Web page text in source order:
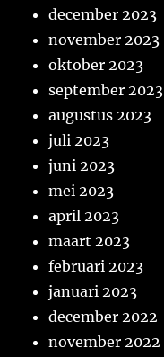
december 2023
november 2023
oktober 2023
september 2023
augustus 2023
juli 2023
juni 2023
mei 2023
april 2023
maart 2023
februari 2023
januari 2023
december 2022
november 2022